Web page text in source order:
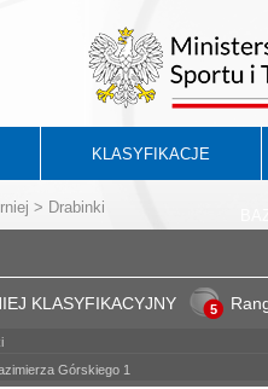
KLASYFIKACJE
> Drabinki
KLASYFIKACYJNY
5
Górskiego 1